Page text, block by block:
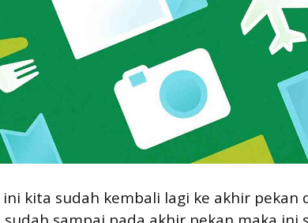
kita sudah kembali lagi ke akhir pekan